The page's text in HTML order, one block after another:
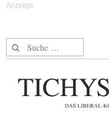
Suche nach: